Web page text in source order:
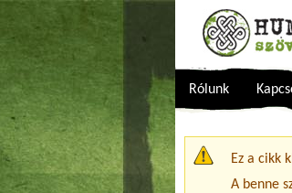
Rólunk
Ez a cikk
A benne